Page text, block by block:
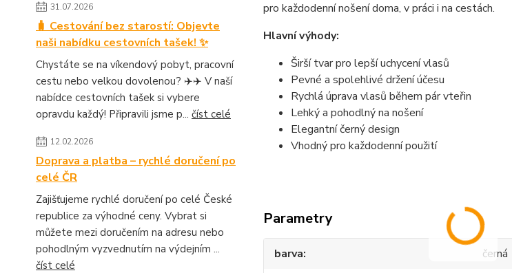
31.07.2026
🧳 Cestování bez starostí: Objevte
naši nabídku cestovních tašek! ✨
Chystáte se na víkendový pobyt, pracovní
cestu nebo velkou dovolenou? ✈️✈️ V naší
nabídce cestovních tašek si vybere
opravdu každý! Připravili jsme p... číst celé
12.02.2026
Doprava a platba – rychlé doručení po
celé ČR
Zajišťujeme rychlé doručení po celé České
republice za výhodné ceny. Vybrat si
můžete mezi doručením na adresu nebo
pohodlným vyzvednutím na výdejním ...
číst celé
pro každodenní nošení doma, v práci i na cestách.
Hlavní výhody:
Širší tvar pro lepší uchycení vlasů
Pevné a spolehlivé držení účesu
Rychlá úprava vlasů během pár vteřin
Lehký a pohodlný na nošení
Elegantní černý design
Vhodný pro každodenní použití
Parametry
barva
černá